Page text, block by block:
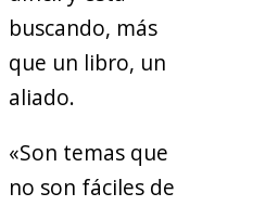
buscando, más
que un libro, un
aliado.
«Son temas que
no son fáciles de